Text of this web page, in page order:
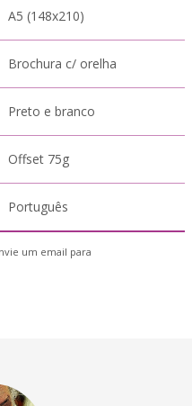
A5 (148x210)
Brochura c/ orelha
Preto e branco
Offset 75g
Português
um email para